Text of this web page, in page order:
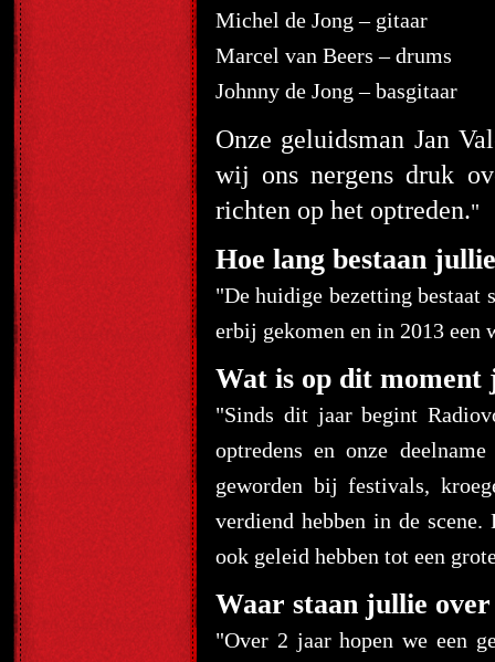
Michel de Jong – gitaar
Marcel van Beers – drums
Johnny de Jong – basgitaar
Onze geluidsman Jan
wij ons nergens druk
richten op het optreden."
Hoe lang bestaan
"De huidige bezetting bestaat
erbij gekomen en in 2013 een
Wat is op dit moment
"Sinds dit jaar begint
optredens en onze
geworden bij festivals,
verdiend hebben in de
ook geleid hebben tot een
Waar staan jullie
"Over 2 jaar hopen we een